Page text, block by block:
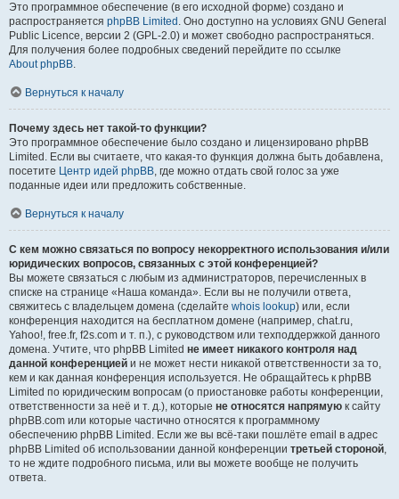
Это программное обеспечение (в его исходной форме) создано и
распространяется phpBB Limited . Оно доступно на условиях GNU General
Public Licence, версии 2 (GPL-2.0) и может свободно распространяться.
Для получения более подробных сведений перейдите по ссылке
About phpBB.
Вернуться к началу
Почему здесь нет такой-то функции?
Это программное обеспечение было создано и лицензировано phpBB
Limited. Если вы считаете, что какая-то функция должна быть добавлена,
посетите Центр идей phpBB, где можно отдать свой голос за уже
поданные идеи или предложить собственные.
Вернуться к началу
С кем можно связаться по вопросу некорректного использования и/или
юридических вопросов, связанных с этой конференцией?
Вы можете связаться с любым из администраторов, перечисленных в
списке на странице «Наша команда». Если вы не получили ответа,
свяжитесь с владельцем домена (сделайте whois lookup) или, если
конференция находится на бесплатном домене (например, chat.ru,
Yahoo!, free.fr, f2s.com и т. п.), с руководством или техподдержкой данного
домена. Учтите, что phpBB Limited не имеет никакого контроля над
данной конференцией и не может нести никакой ответственности за то,
кем и как данная конференция используется. Не обращайтесь к phpBB
Limited по юридическим вопросам (о приостановке работы конференции,
ответственности за неё и т. д.), которые не относятся напрямую к сайту
phpBB.com или которые частично относятся к программному
обеспечению phpBB Limited. Если же вы всё-таки пошлёте email в адрес
phpBB Limited об использовании данной конференции третьей стороной,
то не ждите подробного письма, или вы можете вообще не получить
ответа.